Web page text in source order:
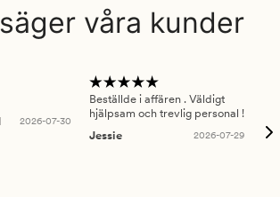
våra kunder
2026-07-30
Beställde i affären . Väldigt
hjälpsam och trevlig personal !
Jessie
2026-07-29